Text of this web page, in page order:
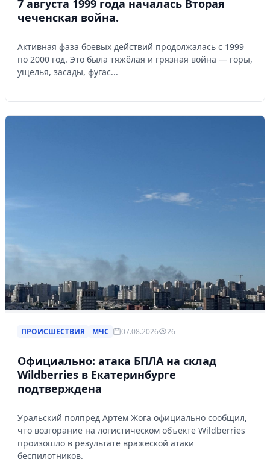
7 августа 1999 года началась Вторая
чеченская война.
Активная фаза боевых действий продолжалась с 1999
по 2000 год. Это была тяжёлая и грязная война — горы,
ущелья, засады, фугас...
ПРОИСШЕСТВИЯ МЧС 07.08.2026 26
Официально: атака БПЛА на склад
Wildberries в Екатеринбурге
подтверждена
Уральский полпред Артем Жога официально сообщил,
что возгорание на логистическом объекте Wildberries
произошло в результате вражеской атаки
беспилотников.